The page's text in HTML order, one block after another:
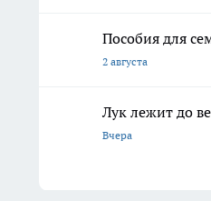
Пособия для
2 августа
Лук лежит до
Вчера